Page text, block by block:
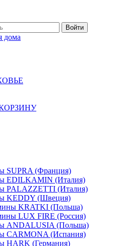
SUPRA (Франция)
EDILKAMIN (Италия)
PALAZZETTI (Италия)
KEDDY (Швеция)
KRATKI (Польша)
LUX FIRE (Россия)
ANDALUSIA (Польша)
CARMONA (Испания)
HARK (Германия)